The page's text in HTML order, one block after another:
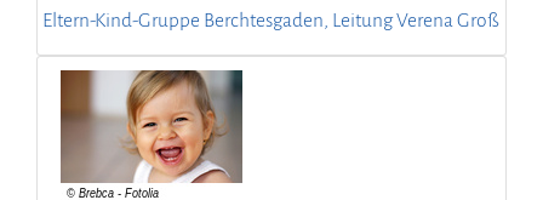
Eltern-Kind-Gruppe Berchtesgaden, Leitung Verena Groß